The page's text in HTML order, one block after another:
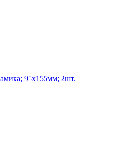
95x155мм; 2шт.